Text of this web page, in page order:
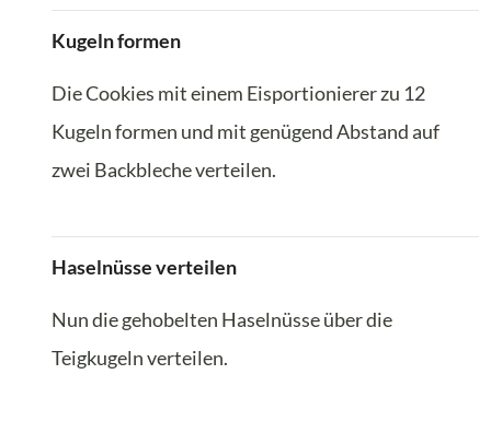
Kugeln formen
Die Cookies mit einem Eisportionierer zu 12
Kugeln formen und mit genügend Abstand auf
zwei Backbleche verteilen.
Haselnüsse verteilen
Nun die gehobelten Haselnüsse über die
Teigkugeln verteilen.